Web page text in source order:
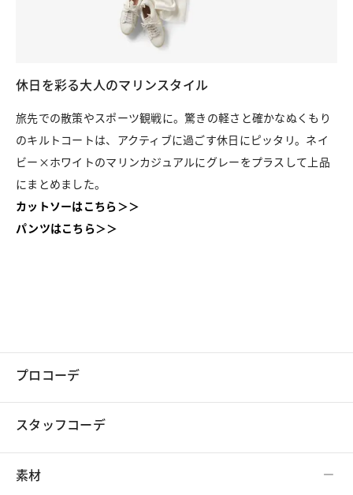
休日を彩る大人のマリンスタイル
旅先での散策やスポーツ観戦に。驚きの軽さと確かなぬくもり
のキルトコートは、アクティブに過ごす休日にピッタリ。ネイ
ビー×ホワイトのマリンカジュアルにグレーをプラスして上品
にまとめました。
カットソーはこちら＞＞
パンツはこちら＞＞
プロコーデ
スタッフコーデ
素材